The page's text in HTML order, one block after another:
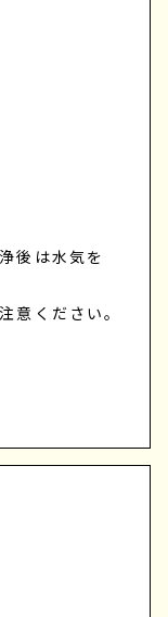
後は水気を
意ください。